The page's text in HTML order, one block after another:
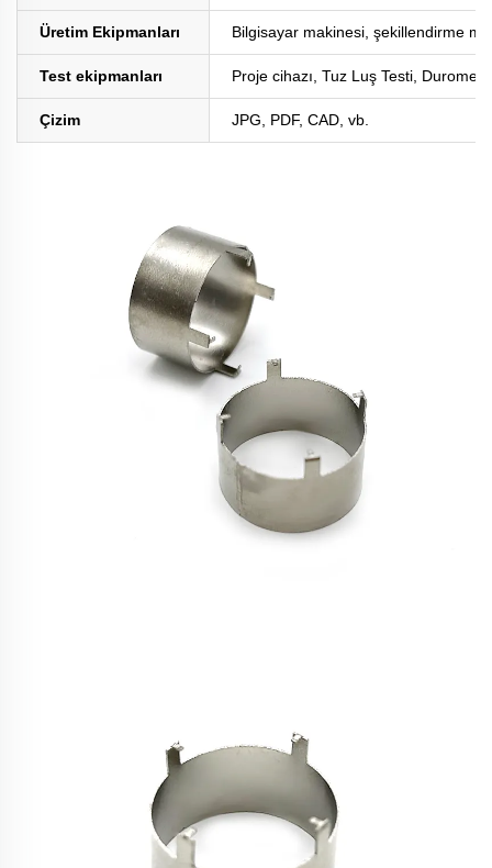
Üretim Ekipmanları Bilgisayar makinesi, şekillendirme
Test ekipmanları Proje cihazı, Tuz Luş Testi,
Çizim JPG, PDF, CAD, vb.